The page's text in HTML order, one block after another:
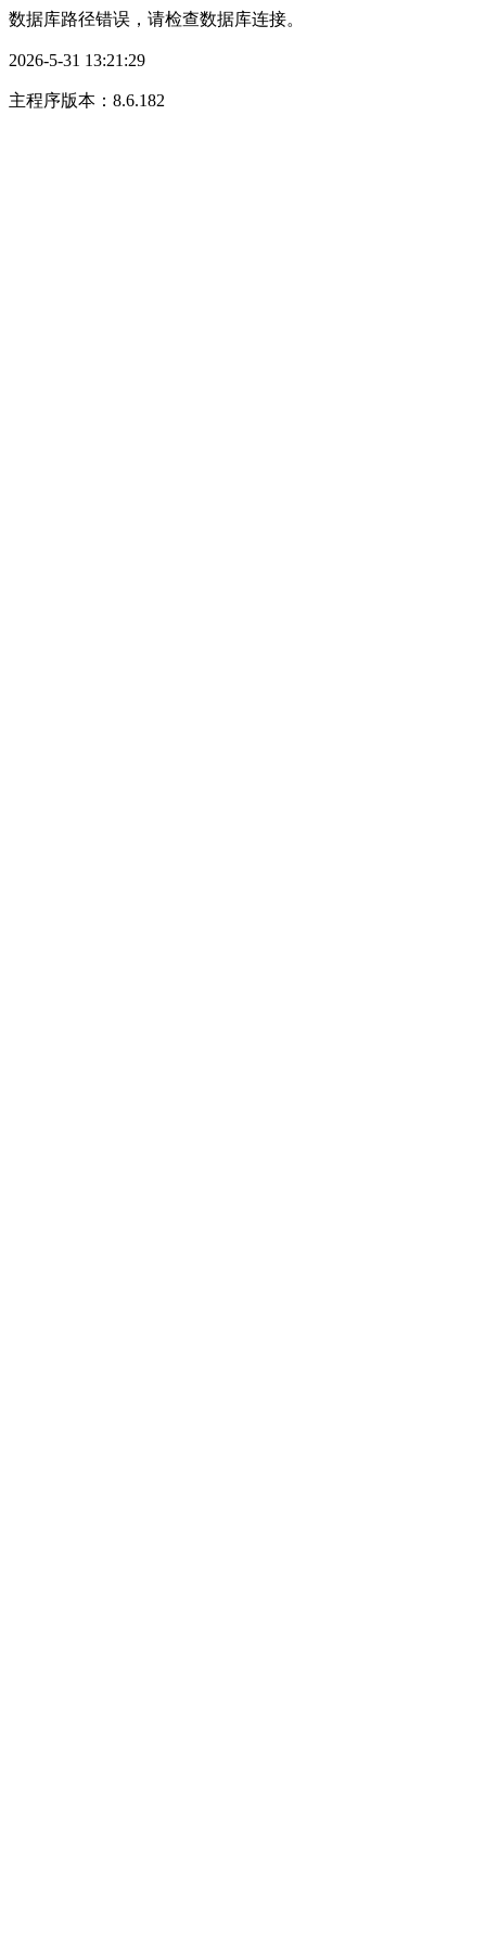
数据库路径错误，请检查数据库连接。
2026-5-31 13:21:29
主程序版本：8.6.182